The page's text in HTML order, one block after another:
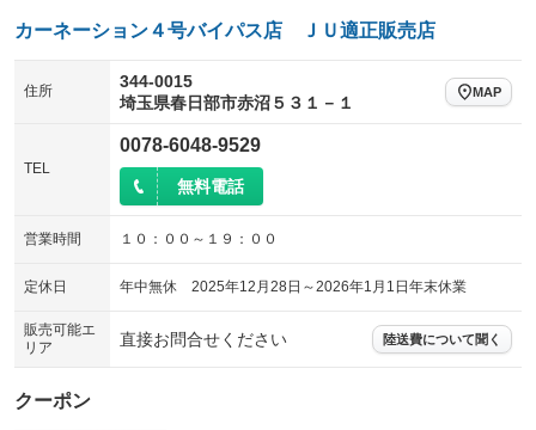
カーネーション４号バイパス店 ＪＵ適正販売店
住所
344-0015
埼玉県春日部市赤沼５３１－１
MAP
TEL
0078-6048-9529
無料電話
営業時間 １０：００～１９：００
定休日 年中無休 2025年12月28日～2026年1月1日年末休業
販売可能エ
リア
直接お問合せください 陸送費について聞く
クーポン